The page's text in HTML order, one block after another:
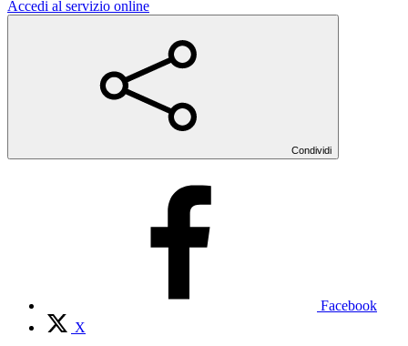
Accedi al servizio online
Condividi
Facebook
X